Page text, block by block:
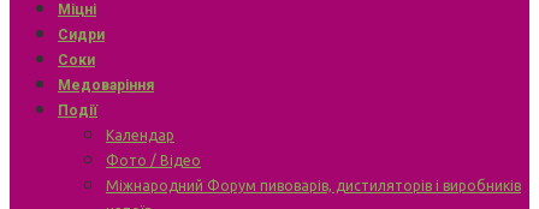
Міцні
Сидри
Соки
Медоваріння
Події
Календар
Фото / Відео
Міжнародний Форум пивоварів, дистиляторів і виробників